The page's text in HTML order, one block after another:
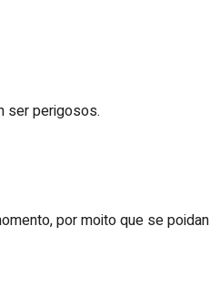
ser perigosos.
por moito que se poidan